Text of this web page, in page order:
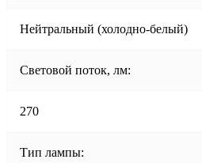
Нейтральный (холодно-белый)
Световой поток, лм:
270
Тип лампы: